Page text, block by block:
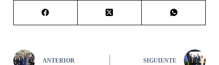
ANTERIOR SIGUIENTE